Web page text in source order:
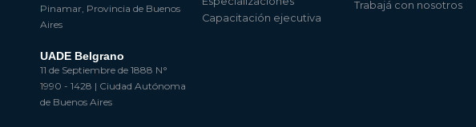
Pinamar, Provincia de Buenos
Aires
UADE Belgrano
11 de Septiembre de 1888 N°
1990 - 1428 | Ciudad Autónoma
de Buenos Aires
Capacitación ejecutiva
Trabajá con nosotros